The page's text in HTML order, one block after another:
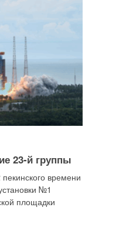
23-й группы
времени
№1
площадки